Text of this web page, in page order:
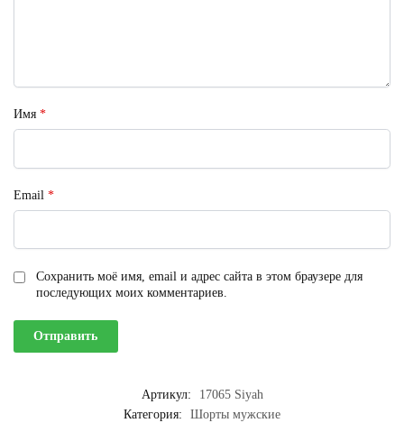
Имя *
Email *
Сохранить моё имя, email и адрес сайта в этом браузере для
последующих моих комментариев.
Артикул:
17065 Siyah
Категория:
Шорты мужские